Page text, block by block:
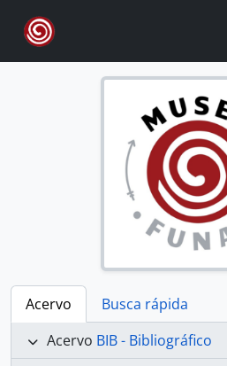
Skip to main content
Acervo
Busca rápida
Acervo BIB - Bibliográfico